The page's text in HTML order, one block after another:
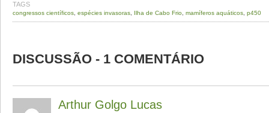
TAGS
congressos científicos espécies invasoras Ilha de Cabo Frio mamíferos aquáticos p450
DISCUSSÃO - 1 COMENTÁRIO
Arthur Golgo Lucas